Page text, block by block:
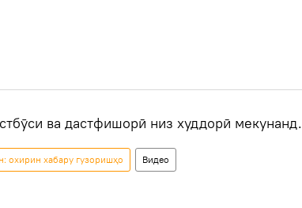
ва дастфишорӣ низ худдорӣ мекунанд.
охирин хабару гузоришҳо Видео